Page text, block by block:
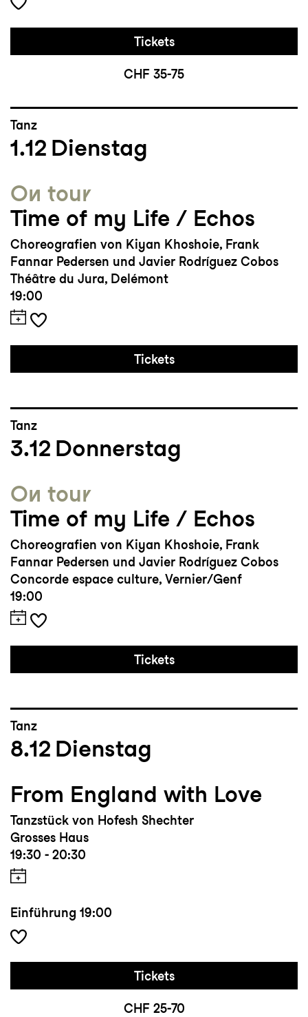
Tickets
CHF 35-75
Tanz
1.12 Dienstag
On tour
Time of my Life / Echos
Choreografien von Kiyan Khoshoie, Frank
Fannar Pedersen und Javier Rodríguez Cobos
Théâtre du Jura, Delémont
19:00
Tickets
Tanz
3.12 Donnerstag
On tour
Time of my Life / Echos
Choreografien von Kiyan Khoshoie, Frank
Fannar Pedersen und Javier Rodríguez Cobos
Concorde espace culture, Vernier/Genf
19:00
Tickets
Tanz
8.12 Dienstag
From England with Love
Tanzstück von Hofesh Shechter
Grosses Haus
19:30 - 20:30
Einführung 19:00
Tickets
CHF 25-70